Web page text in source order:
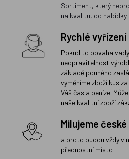
Sortiment, který
na kvalitu, do nabídky
Rychlé
Pokud to povaha
neopravitelnost
základě pouhého
vyměníme zboží kus
Váš čas a peníze.
naše kvalitní zboží
Milujeme
a proto budou vždy v
přednostní místo